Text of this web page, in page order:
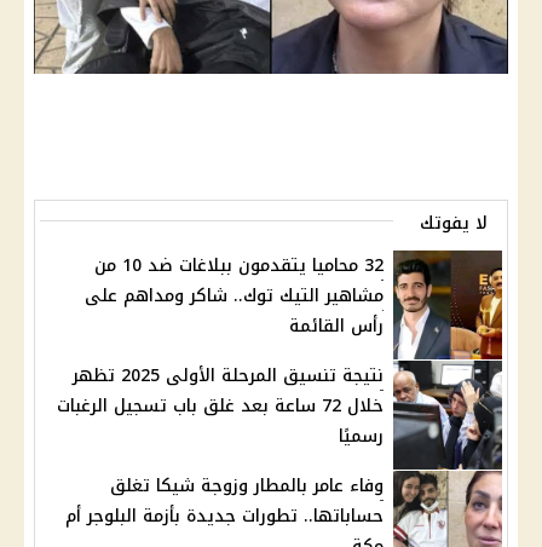
لا يفوتك
32 محاميا يتقدمون ببلاغات ضد 10 من
مشاهير التيك توك.. شاكر ومداهم على
رأس القائمة
نتيجة تنسيق المرحلة الأولى 2025 تظهر
خلال 72 ساعة بعد غلق باب تسجيل الرغبات
رسميًا
وفاء عامر بالمطار وزوجة شيكا تغلق
حساباتها.. تطورات جديدة بأزمة البلوجر أم